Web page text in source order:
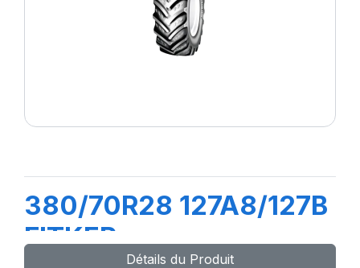
380/70R28 127A8/127B
FITKER
Détails du Produit